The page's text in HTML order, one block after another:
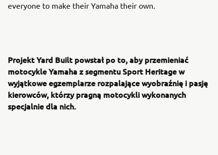
everyone to make their Yamaha their own.
Projekt Yard Built powstał po to, aby przemieniać
motocykle Yamaha z segmentu Sport Heritage w
wyjątkowe egzemplarze rozpalające wyobraźnię i pasję
kierowców, którzy pragną motocykli wykonanych
specjalnie dla nich.